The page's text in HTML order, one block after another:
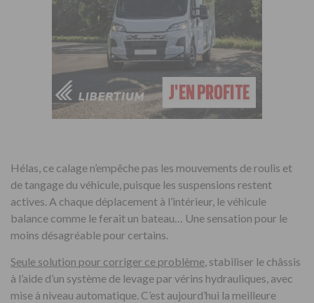
Hélas, ce calage n’empêche pas les mouvements de roulis et
de tangage du véhicule, puisque les suspensions restent
actives. A chaque déplacement à l’intérieur, le véhicule
balance comme le ferait un bateau… Une sensation pour le
moins désagréable pour certains.
Seule solution pour corriger ce problème, stabiliser le châssis
à l’aide d’un système de levage par vérins hydrauliques, avec
mise à niveau automatique. C’est aujourd’hui la meilleure